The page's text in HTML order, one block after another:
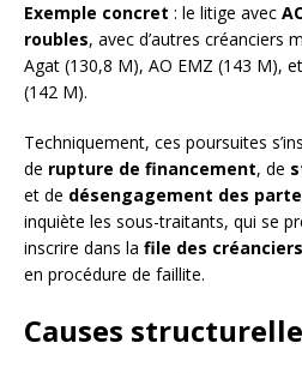
Exemple concret : le litige avec
roubles, avec d’autres créanciers
Agat (130,8 M), АО EMZ (143 M),
(142 M).
Techniquement, ces poursuites
de rupture de financement, de
et de désengagement des
inquiète les sous-traitants, qui se
inscrire dans la file des créanciers
en procédure de faillite.
Causes